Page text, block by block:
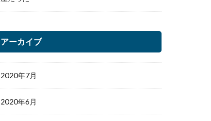
アーカイブ
2020年7月
2020年6月